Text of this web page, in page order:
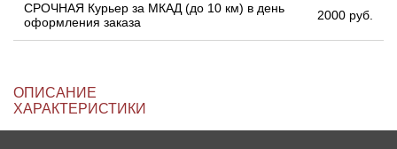
СРОЧНАЯ Курьер за МКАД (до 10 км) в день
оформления заказа
2000 руб.
ОПИСАНИЕ
ХАРАКТЕРИСТИКИ